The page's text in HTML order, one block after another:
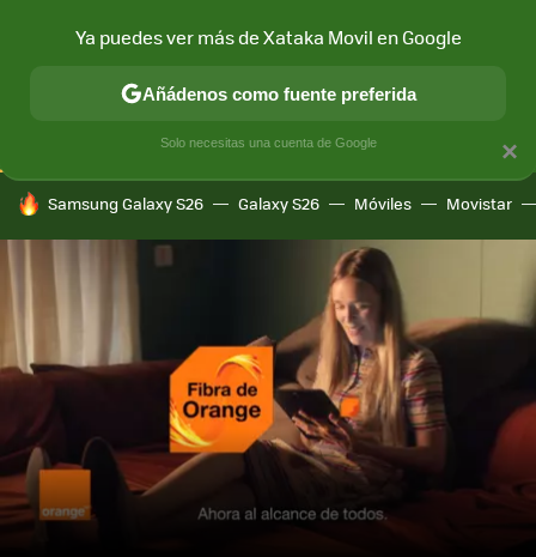
CONECTIVIDAD MÓVIL Y SOCIEDAD APLICACIONES
HOY SE HABLA DE
Samsung Galaxy S26 Galaxy S26 Móviles Movistar
×
Ya puedes ver más de Xataka Movil en Google
Añádenos como fuente preferida
Solo necesitas una cuenta de Google